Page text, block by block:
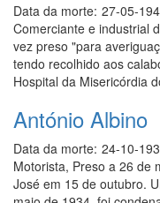
Data da morte: 27-05-
Comerciante e industrial
vez preso "para
tendo recolhido aos
Hospital da Misericórdia
António Albino
Data da morte: 24-10-
Motorista, Preso a 26 de
José em 15 de outubro.